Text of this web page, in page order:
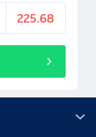
225.68